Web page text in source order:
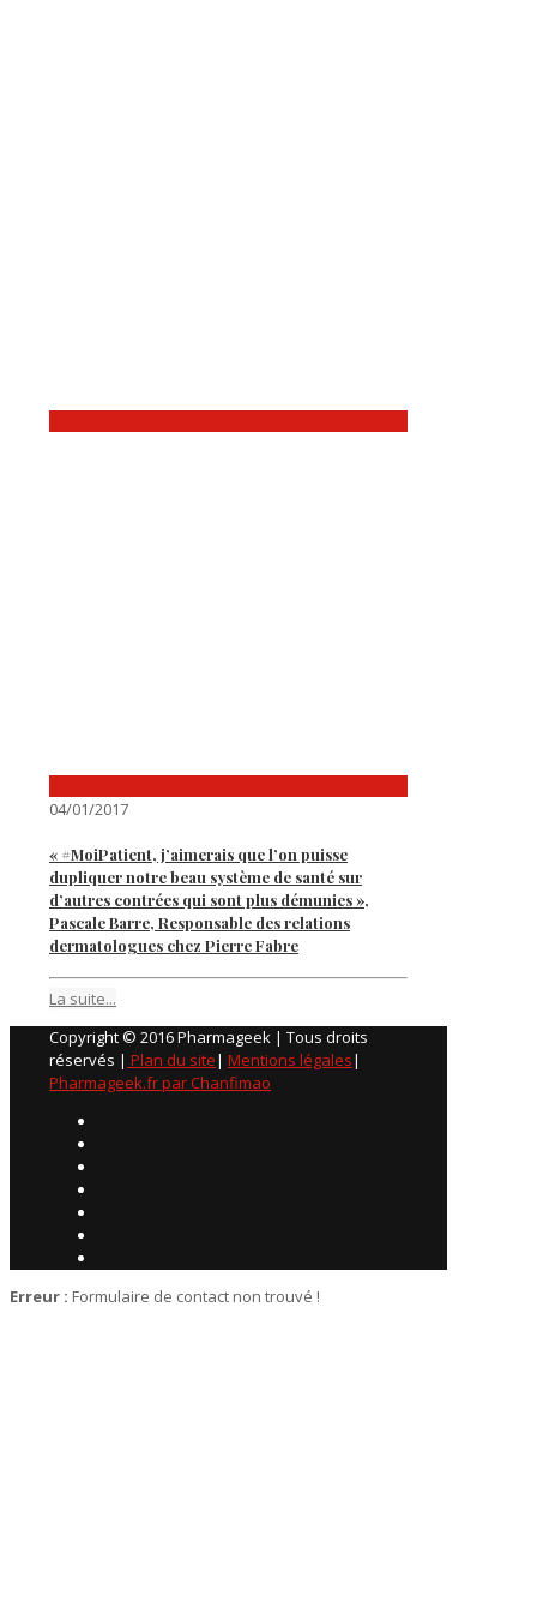
04/01/2017
« #MoiPatient, j’aimerais que l’on puisse
dupliquer notre beau système de santé sur
d’autres contrées qui sont plus démunies »,
Pascale Barre, Responsable des relations
dermatologues chez Pierre Fabre
La suite...
Copyright © 2016 Pharmageek | Tous droits
réservés | Plan du site| Mentions légales|
Pharmageek.fr par Chanfimao
Erreur : Formulaire de contact non trouvé !